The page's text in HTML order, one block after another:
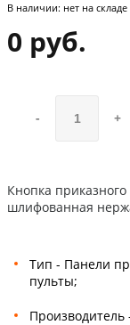
В наличии: нет на складе
0 руб.
- +
Кнопка
шлифованная
Тип - Панели
пульты;
Производитель